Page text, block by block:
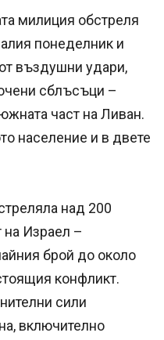
милиция обстреля
понеделник и
въздушни удари,
сблъсъци –
част на Ливан.
население и в двете
над 200
на Израел –
брой до около
конфликт.
сили
включително